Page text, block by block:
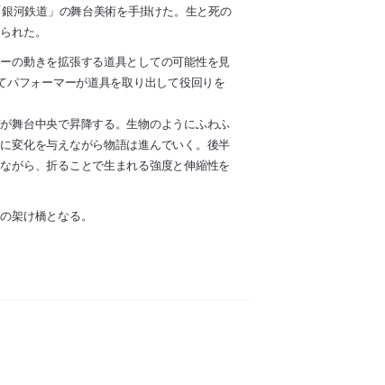
河鉄道」の舞台美術を手掛けた。生と死の
れた。
の動きを拡張する道具としての可能性を見
パフォーマーが道具を取り出して役回りを
舞台中央で昇降する。生物のようにふわふ
変化を与えながら物語は進んでいく。後半
がら、折ることで生まれる強度と伸縮性を
架け橋となる。